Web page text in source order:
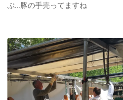
ぶ…豚の手売ってますね